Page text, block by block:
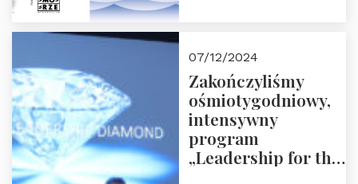
ZAPRASZAMY
07/12/2024
Zakończyliśmy
ośmiotygodniowy,
intensywny
program
„Leadership for the